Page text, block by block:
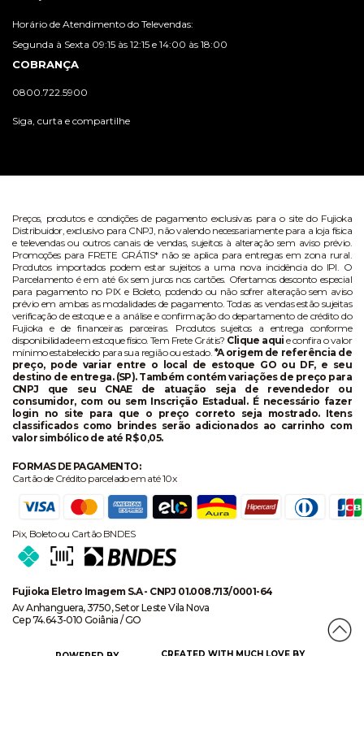
Horário de Atendimento do Televendas:
Segunda à Sexta 09:15 às 12:15 e 14:00 às 18:00
COBRANÇA
0800.722.5900
Siga, curta e compartilhe
Preços, produtos e condições de pagamento exclusivas para o site do Fujioka
Distribuidor, exclusivo para CNPJ, não valendo necessariamente para a loja física
e televendas ou outros canais de vendas, sujeitos à alteração sem aviso prévio.
Promoções para FRETE GRÁTIS* não se aplica para entregas em zona rural.
Produtos importados podem estar sujeitos a uma nova incidência do IPI. O
Parcelamento é em até 6x sem juros nos cartões. Ofertamos desconto especial
para pagamento no PIX e Boleto, podendo ou não sofrer alteração sem aviso
prévio em ambas as modalidades de pagamento. Todas as vendas estão sujeitas
verificação de estoque e a análise e confirmação do departamento de crédito do
Fujioka e de financeiras parceiras. Produtos sujeitos a entrega conforme
disponibilidade em estoque físico. Tem Frete Grátis? Clique aqui e confira o valor
mínimo estabelecido para sua região ou estado. *A origem de referência de
preço, pode variar entre o local de estoque GO ou DF, e seu
destino de entrega. (SP). Também contém variações de preço para
CNPJ que seu CNAE de atuação seja de revendedor ou
consumidor, com ou sem Inscrição Estadual. É necessário fazer
login no site para que o preço correto seja mostrado. Itens
classificados como brindes serão adicionados ao carrinho com
valor simbólico de até R$ 0,05.
FORMAS DE PAGAMENTO:
Cartão de Crédito parcelado em até 10x
Pix, Boleto ou Cartão BNDES
Fujioka Eletro Imagem S.A - CNPJ 01.008.713/0001-64
Av Anhanguera, 3750, Setor Leste Vila Nova
Cep 74.643-010 Goiânia / GO
POWERED BY CREATED WITH MUCH LOVE BY